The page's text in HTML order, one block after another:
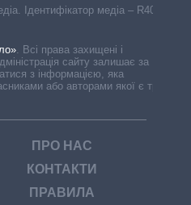
Ідентифікатор медіа – R40-
Всі права захищені і
сайту залишає за
з інформацією, яка
або авторами якої є треті
ПРО НАС
КОНТАКТИ
ПРАВИЛА